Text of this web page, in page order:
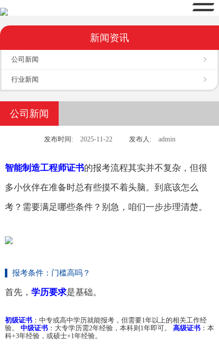
新闻资讯
公司新闻
行业新闻
公司新闻
发布时间: 2025-11-22 发布人: admin
智能制造工程师证书的报考流程其实并不复杂，但很
多小伙伴在准备时总有些摸不着头脑。到底该怎么
考？需要满足哪些条件？别急，咱们一步步理清楚。
报考条件：门槛高吗？
首先， 学历要求是基础。
初级证书 ：中专或高中学历就能报考，但需要1年以上的相关工作经
验。 中级证书 ：大专学历需2年经验，本科则1年即可。 高级证书 ：本
科+3年经验，或硕士+1年经验。